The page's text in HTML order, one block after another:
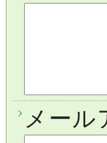
メール